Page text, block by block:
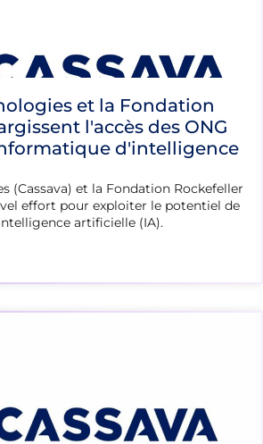
et la Fondation
l'accès des ONG
d'intelligence
(Cassava) et la Fondation Rockefeller
effort pour exploiter le potentiel de
artificielle (IA).